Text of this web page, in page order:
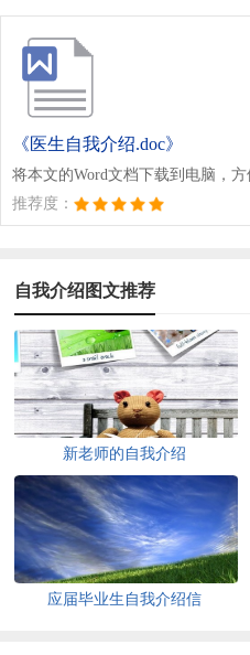
《医生自我介绍.doc》
将本文的Word文档下载到电脑，
推荐度：
自我介绍图文推荐
新老师的自我介绍
应届毕业生自我介绍信